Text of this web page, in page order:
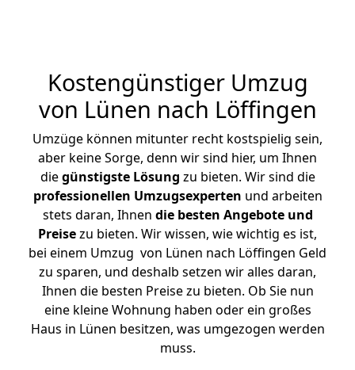
Kostengünstiger Umzug
von Lünen nach Löffingen
Umzüge können mitunter recht kostspielig sein,
aber keine Sorge, denn wir sind hier, um Ihnen
diegünstigste Lösung zu bieten. Wir sind die
professionellen Umzugsexperten und arbeiten
stets daran, Ihnen die besten Angebote und
Preisezu bieten. Wir wissen, wie wichtig es ist,
bei einem Umzug von Lünen nach Löffingen Geld
zu sparen, und deshalb setzen wir alles daran,
Ihnen die besten Preise zu bieten. Ob Sie nun
eine kleine Wohnung haben oder ein großes
Haus in Lünen besitzen, was umgezogen werden
muss.